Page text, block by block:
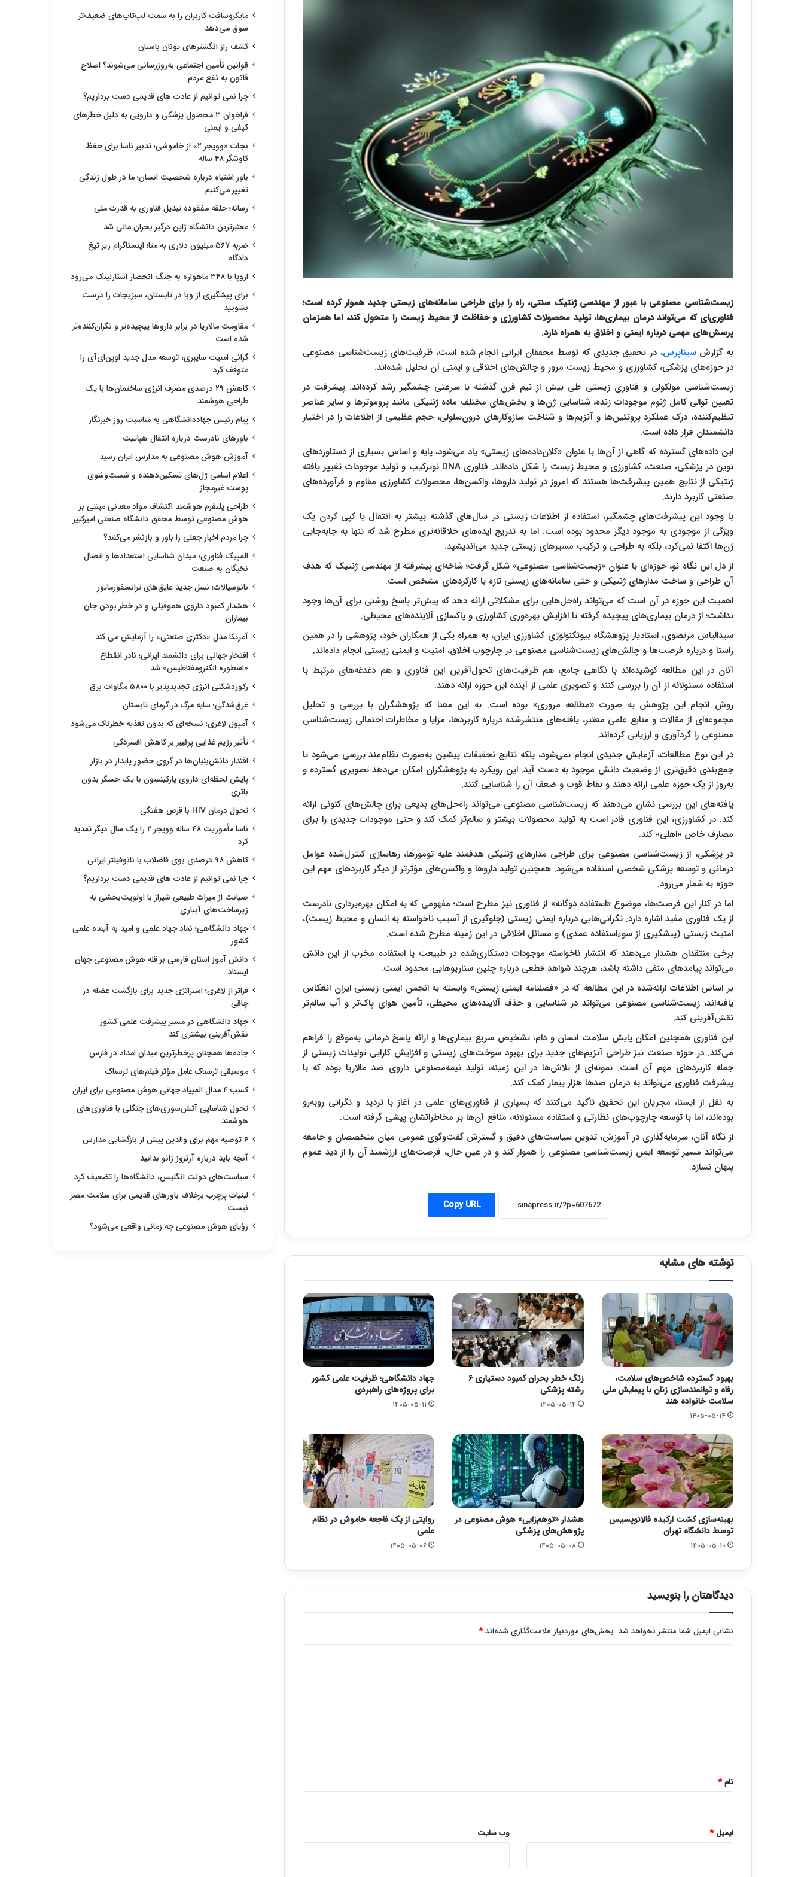
زیست‌شناسی مصنوعی با عبور از مهندسی ژنتیک سنتی، راه را برای طراحی سامانه‌های زیستی جدید هموار کرده است؛
فناوری‌ای که می‌تواند درمان بیماری‌ها، تولید محصولات کشاورزی و حفاظت از محیط زیست را متحول کند، اما همزمان
پرسش‌های مهمی درباره ایمنی و اخلاق به همراه دارد.
به گزارشسیناپرس، در تحقیق جدیدی که توسط محققان ایرانی انجام شده است، ظرفیت‌های زیست‌شناسی مصنوعی
در حوزه‌های پزشکی، کشاورزی و محیط زیست مرور و چالش‌های اخلاقی و ایمنی آن تحلیل شده‌اند.
زیست‌شناسی مولکولی و فناوری زیستی طی بیش از نیم قرن گذشته با سرعتی چشمگیر رشد کرده‌اند. پیشرفت در
تعیین توالی کامل ژنوم موجودات زنده، شناسایی ژن‌ها و بخش‌های مختلف ماده ژنتیکی مانند پروموترها و سایر عناصر
تنظیم‌کننده، درک عملکرد پروتئین‌ها و آنزیم‌ها و شناخت سازوکارهای درون‌سلولی، حجم عظیمی از اطلاعات را در اختیار
دانشمندان قرار داده است.
این داده‌های گسترده که گاهی از آن‌ها با عنوان «کلان‌داده‌های زیستی» یاد می‌شود، پایه و اساس بسیاری از دستاوردهای
نوین در پزشکی، صنعت، کشاورزی و محیط زیست را شکل داده‌اند. فناوری DNA نوترکیب و تولید موجودات تغییر یافته
ژنتیکی از نتایج همین پیشرفت‌ها هستند که امروز در تولید داروها، واکسن‌ها، محصولات کشاورزی مقاوم و فرآورده‌های
صنعتی کاربرد دارند.
با وجود این پیشرفت‌های چشمگیر، استفاده از اطلاعات زیستی در سال‌های گذشته بیشتر به انتقال یا کپی کردن یک
ویژگی از موجودی به موجود دیگر محدود بوده است. اما به تدریج ایده‌های خلاقانه‌تری مطرح شد که تنها به جابه‌جایی
ژن‌ها اکتفا نمی‌کرد، بلکه به طراحی و ترکیب مسیرهای زیستی جدید می‌اندیشید.
از دل این نگاه نو، حوزه‌ای با عنوان «زیست‌شناسی مصنوعی» شکل گرفت؛ شاخه‌ای پیشرفته از مهندسی ژنتیک که هدف
آن طراحی و ساخت مدارهای ژنتیکی و حتی سامانه‌های زیستی تازه با کارکردهای مشخص است.
اهمیت این حوزه در آن است که می‌تواند راه‌حل‌هایی برای مشکلاتی ارائه دهد که پیش‌تر پاسخ روشنی برای آن‌ها وجود
نداشت؛ از درمان بیماری‌های پیچیده گرفته تا افزایش بهره‌وری کشاورزی و پاکسازی آلاینده‌های محیطی.
سیدالیاس مرتضوی، استادیار پژوهشگاه بیوتکنولوژی کشاورزی ایران، به همراه یکی از همکاران خود، پژوهشی را در همین
راستا و درباره فرصت‌ها و چالش‌های زیست‌شناسی مصنوعی در چارچوب اخلاق، امنیت و ایمنی زیستی انجام داده‌اند.
آنان در این مطالعه کوشیده‌اند با نگاهی جامع، هم ظرفیت‌های تحول‌آفرین این فناوری و هم دغدغه‌های مرتبط با
استفاده مسئولانه از آن را بررسی کنند و تصویری علمی از آینده این حوزه ارائه دهند.
روش انجام این پژوهش به صورت «مطالعه مروری» بوده است. به این معنا که پژوهشگران با بررسی و تحلیل
مجموعه‌ای از مقالات و منابع علمی معتبر، یافته‌های منتشرشده درباره کاربردها، مزایا و مخاطرات احتمالی زیست‌شناسی
مصنوعی را گردآوری و ارزیابی کرده‌اند.
در این نوع مطالعات، آزمایش جدیدی انجام نمی‌شود، بلکه نتایج تحقیقات پیشین به‌صورت نظام‌مند بررسی می‌شود تا
جمع‌بندی دقیق‌تری از وضعیت دانش موجود به دست آید. این رویکرد به پژوهشگران امکان می‌دهد تصویری گسترده و
به‌روز از یک حوزه علمی ارائه دهند و نقاط قوت و ضعف آن را شناسایی کنند.
یافته‌های این بررسی نشان می‌دهند که زیست‌شناسی مصنوعی می‌تواند راه‌حل‌های بدیعی برای چالش‌های کنونی ارائه
کند. در کشاورزی، این فناوری قادر است به تولید محصولات بیشتر و سالم‌تر کمک کند و حتی موجودات جدیدی را برای
مصارف خاص «اهلی» کند.
در پزشکی، از زیست‌شناسی مصنوعی برای طراحی مدارهای ژنتیکی هدفمند علیه تومورها، رهاسازی کنترل‌شده عوامل
درمانی و توسعه پزشکی شخصی استفاده می‌شود. همچنین تولید داروها و واکسن‌های مؤثرتر از دیگر کاربردهای مهم این
حوزه به شمار می‌رود.
اما در کنار این فرصت‌ها، موضوع «استفاده دوگانه» از فناوری نیز مطرح است؛ مفهومی که به امکان بهره‌برداری نادرست
از یک فناوری مفید اشاره دارد. نگرانی‌هایی درباره ایمنی زیستی (جلوگیری از آسیب ناخواسته به انسان و محیط زیست)،
امنیت زیستی (پیشگیری از سوءاستفاده عمدی) و مسائل اخلاقی در این زمینه مطرح شده است.
برخی منتقدان هشدار می‌دهند که انتشار ناخواسته موجودات دستکاری‌شده در طبیعت یا استفاده مخرب از این دانش
می‌تواند پیامدهای منفی داشته باشد، هرچند شواهد قطعی درباره چنین سناریوهایی محدود است.
بر اساس اطلاعات ارائه‌شده در این مطالعه که در «فصلنامه ایمنی زیستی» وابسته به انجمن ایمنی زیستی ایران انعکاس
یافته‌اند، زیست‌شناسی مصنوعی می‌تواند در شناسایی و حذف آلاینده‌های محیطی، تأمین هوای پاک‌تر و آب سالم‌تر
نقش‌آفرینی کند.
این فناوری همچنین امکان پایش سلامت انسان و دام، تشخیص سریع بیماری‌ها و ارائه پاسخ درمانی به‌موقع را فراهم
می‌کند. در حوزه صنعت نیز طراحی آنزیم‌های جدید برای بهبود سوخت‌های زیستی و افزایش کارایی تولیدات زیستی از
جمله کاربردهای مهم آن است. نمونه‌ای از تلاش‌ها در این زمینه، تولید نیمه‌مصنوعی داروی ضد مالاریا بوده که با
پیشرفت فناوری می‌تواند به درمان صدها هزار بیمار کمک کند.
به نقل از ایسنا، مجریان این تحقیق تأکید می‌کنند که بسیاری از فناوری‌های علمی در آغاز با تردید و نگرانی روبه‌رو
بوده‌اند، اما با توسعه چارچوب‌های نظارتی و استفاده مسئولانه، منافع آن‌ها بر مخاطراتشان پیشی گرفته است.
از نگاه آنان، سرمایه‌گذاری در آموزش، تدوین سیاست‌های دقیق و گسترش گفت‌وگوی عمومی میان متخصصان و جامعه
می‌تواند مسیر توسعه ایمن زیست‌شناسی مصنوعی را هموار کند و در عین حال، فرصت‌های ارزشمند آن را از دید عموم
پنهان نسازد.
Copy URL
نوشته های مشابه
بهبود گسترده شاخص‌های سلامت،
رفاه و توانمندسازی زنان با پیمایش ملی
سلامت خانواده هند
۱۴۰۵-۰۵-۱۴
زنگ خطر بحران کمبود دستیاری ۶
رشته پزشکی
۱۴۰۵-۰۵-۱۴
جهاد دانشگاهی؛ ظرفیت علمی کشور
برای پروژه‌های راهبردی
۱۴۰۵-۰۵-۱۱
بهینه‌سازی کشت ارکیده فالانوپسیس
توسط دانشگاه تهران
۱۴۰۵-۰۵-۱۰
هشدار «توهم‌زایی» هوش مصنوعی در
پژوهش‌های پزشکی
۱۴۰۵-۰۵-۰۸
روایتی از یک فاجعه خاموش در نظام
علمی
۱۴۰۵-۰۵-۰۶
دیدگاهتان را بنویسید
نشانی ایمیل شما منتشر نخواهد شد. بخش‌های موردنیاز علامت‌گذاری شده‌اند*
نام*
ایمیل* وب‌ سایت
مایکروسافت کاربران را به سمت لپ‌تاپ‌های ضعیف‌تر
سوق می‌دهد
کشف راز انگشترهای یونان باستان
قوانین تأمین اجتماعی به‌روزرسانی می‌شوند؟ اصلاح
قانون به نفع مردم
چرا نمی توانیم از عادت های قدیمی دست برداریم؟
فراخوان ۳ محصول پزشکی و دارویی به دلیل خطرهای
کیفی و ایمنی
نجات «وویجر ۲» از خاموشی؛ تدبیر ناسا برای حفظ
کاوشگر ۴۸ ساله
باور اشتباه درباره شخصیت انسان؛ ما در طول زندگی
تغییر می‌کنیم
رسانه؛ حلقه مفقوده تبدیل فناوری به قدرت ملی
معتبرترین دانشگاه ژاپن درگیر بحران مالی شد
ضربه ۵۶۷ میلیون دلاری به متا؛ اینستاگرام زیر تیغ
دادگاه
اروپا با ۳۴۸ ماهواره به جنگ انحصار استارلینک می‌رود
برای پیشگیری از وبا در تابستان، سبزیجات را درست
بشویید
مقاومت مالاریا در برابر داروها پیچیده‌تر و نگران‌کننده‌تر
شده است
گرانی امنیت سایبری، توسعه مدل جدید اوپن‌ای‌آی را
متوقف کرد
کاهش ۲۹ درصدی مصرف انرژی ساختمان‌ها با یک
طراحی هوشمند
پیام رئیس جهاددانشگاهی به مناسبت روز خبرنگار
باورهای نادرست درباره انتقال هپاتیت
آموزش هوش مصنوعی به مدارس ایران رسید
اعلام اسامی ژل‌های تسکین‌دهنده و شست‌وشوی
پوست غیرمجاز
طراحی پلتفرم هوشمند اکتشاف مواد معدنی مبتنی بر
هوش مصنوعی توسط محقق دانشگاه صنعتی امیرکبیر
چرا مردم اخبار جعلی را باور و بازنشر می‌کنند؟
المپیک فناوری؛ میدان شناسایی استعدادها و اتصال
نخبگان به صنعت
نانوسیالات؛ نسل جدید عایق‌های ترانسفورماتور
هشدار کمبود داروی هموفیلی و در خطر بودن جان
بیماران
آمریکا مدل «دکتری صنعتی» را آزمایش می کند
افتخار جهانی برای دانشمند ایرانی؛ نادر انقطاع
«اسطوره الکترومغناطیس» شد
رکوردشکنی انرژی تجدیدپذیر با ۵۸۰۰ مگاوات برق
غرق‌شدگی؛ سایه مرگ در گرمای تابستان
آمپول لاغری؛ نسخه‌ای که بدون تغذیه خطرناک می‌شود
تأثیر رژیم غذایی پرفیبر بر کاهش افسردگی
اقتدار دانش‌بنیان‌ها در گروی حضور پایدار در بازار
پایش لحظه‌ای داروی پارکینسون با یک حسگر بدون
باتری
تحول درمان HIV با قرص هفتگی
ناسا مأموریت ۴۸ ساله وویجر ۲ را یک سال دیگر تمدید
کرد
کاهش ۹۸ درصدی بوی فاضلاب با نانوفیلتر ایرانی
چرا نمی توانیم از عادت های قدیمی دست برداریم؟
صیانت از میراث طبیعی شیراز با اولویت‌بخشی به
زیرساخت‌های آبیاری
جهاد دانشگاهی؛ نماد جهاد علمی و امید به آینده علمی
کشور
دانش آموز استان فارسی بر قله هوش مصنوعی جهان
ایستاد
فراتر از لاغری؛ استراتژی جدید برای بازگشت عضله در
چاقی
جهاد دانشگاهی در مسیر پیشرفت علمی کشور
نقش‌آفرینی بیشتری کند
جاده‌ها همچنان پرخطرترین میدان امداد در فارس
موسیقی ترسناک عامل مؤثر فیلم‌های ترسناک
کسب ۴ مدال المپیاد جهانی هوش مصنوعی برای ایران
تحول شناسایی آتش‌سوزی‌های جنگلی با فناوری‌های
هوشمند
۶ توصیه مهم برای والدین پیش از بازگشایی مدارس
آنچه باید درباره آرتروز زانو بدانید
سیاست‌های دولت انگلیس، دانشگاه‌ها را تضعیف کرد
لبنیات پرچرب برخلاف باورهای قدیمی برای سلامت مضر
نیست
رؤیای هوش مصنوعی چه زمانی واقعی می‌شود؟